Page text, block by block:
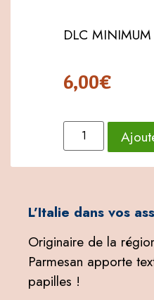
DLC
6,00€
L’Italie dans vos
Originaire de la
Parmesan apporte
papilles !